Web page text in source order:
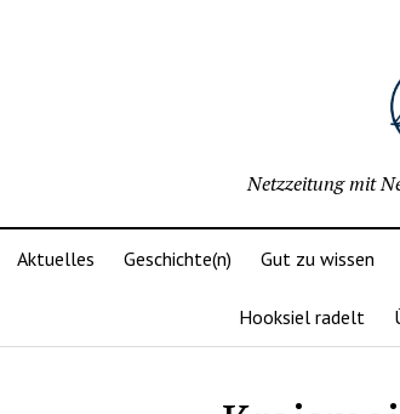
Netzzeitung mit
Aktuelles Geschichte(n) Gut zu wissen
Hooksiel radelt